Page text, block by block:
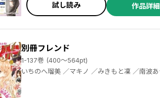
試し読み 作品詳細
別冊フレンド
1-137巻 (400～564pt)
いちのへ瑠美 ／マキノ ／みきもと凜 ／南波あつこ ／餡蜜 ／ひぐちにちほ ／三次マキ ／町野いろは ／北川夕夏 ／黒野カンナ ／りぃ ／鈴峰あおい ／相川ヒロ ／柚月純 ／るかな ／千里みこ ／あかり ／蘭那 ／渡辺あゆ ／恩田ゆじ ／紅雨ぐみ ／苺谷しげる ／大野仁美 ／黒月悠 ／早咲ぱに ／武桐千 ／蒼井まもる ／はつはる ／春木さき ／斉木優 ／見崎なつみ ／春藤なかば ／岡野セキ ／西野ひな ／久木さとみ ／安曇ゆうひ ／なるき ／岩井あき ／大友なな ／斎藤栞